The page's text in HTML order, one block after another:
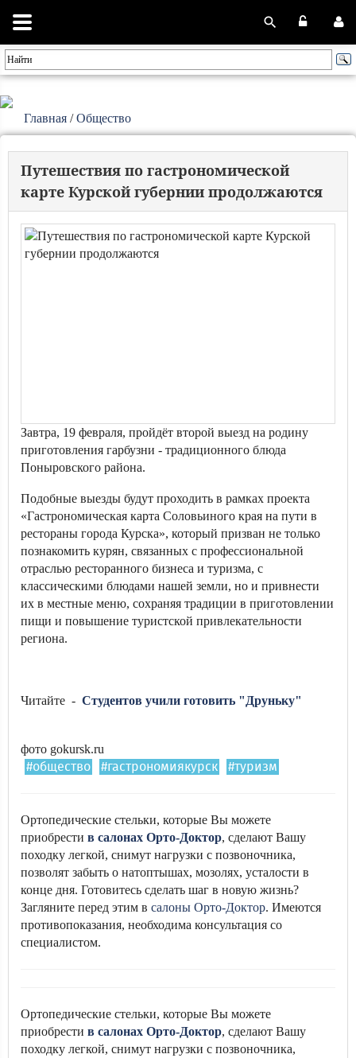
Главная /Общество
Путешествия по гастрономической
карте Курской губернии продолжаются
Завтра, 19 февраля, пройдёт второй выезд на родину
приготовления гарбузни - традиционного блюда
Поныровского района.
Подобные выезды будут проходить в рамках проекта
«Гастрономическая карта Соловьиного края на пути в
рестораны города Курска», который призван не только
познакомить курян, связанных с профессиональной
отраслью ресторанного бизнеса и туризма, с
классическими блюдами нашей земли, но и привнести
их в местные меню, сохраняя традиции в приготовлении
пищи и повышение туристской привлекательности
региона.
Читайте - Студентов учили готовить "Друньку"
фото gokursk.ru
#общество #гастрономиякурск #туризм
Ортопедические стельки, которые Вы можете
приобрести в салонах Орто-Доктор, сделают Вашу
походку легкой, снимут нагрузки с позвоночника,
позволят забыть о натоптышах, мозолях, усталости в
конце дня. Готовитесь сделать шаг в новую жизнь?
Загляните перед этим в салоны Орто-Доктор. Имеются
противопоказания, необходима консультация со
специалистом.
Ортопедические стельки, которые Вы можете
приобрести в салонах Орто-Доктор, сделают Вашу
походку легкой, снимут нагрузки с позвоночника,